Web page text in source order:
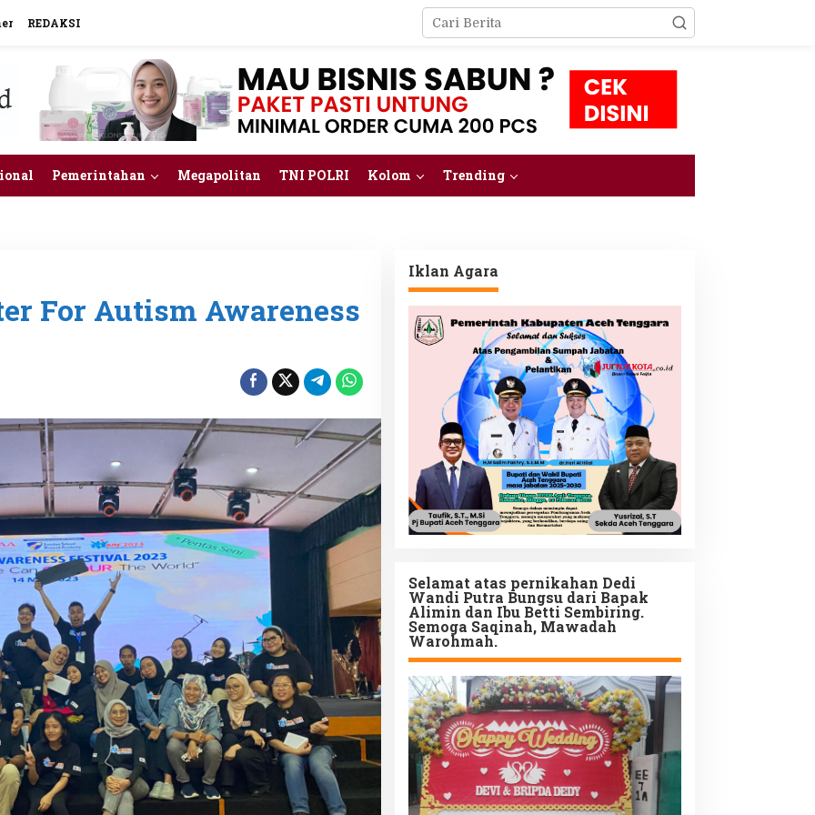
REDAKSI
Pemerintahan Megapolitan TNI POLRI Kolom Trending
For Autism Awareness
Iklan Agara
Selamat atas pernikahan Dedi
Wandi Putra Bungsu dari Bapak
Alimin dan Ibu Betti Sembiring.
Semoga Saqinah, Mawadah
Warohmah.